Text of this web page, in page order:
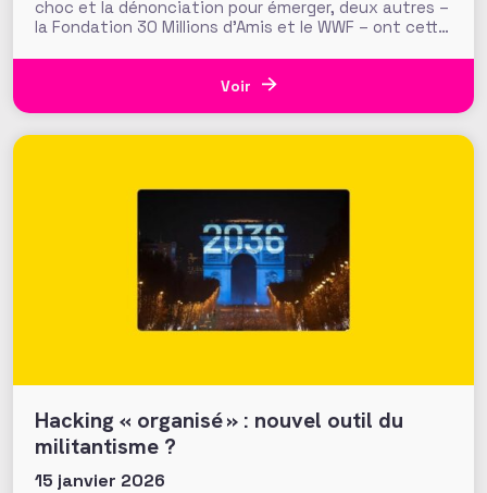
choc et la dénonciation pour émerger, deux autres –
la Fondation 30 Millions d’Amis et le WWF – ont cette
contrepied du ton d’alerte ou de dénonciation
qu’elles adoptent usuellement. Une manière de
Voir
Hacking « organisé » : nouvel outil du
militantisme ?
15 janvier 2026